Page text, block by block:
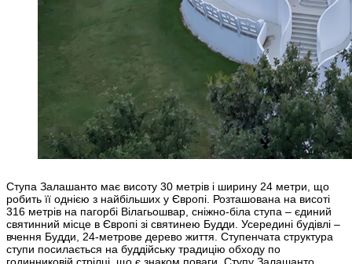
Ступа Залашанто має висоту 30 метрів і ширину 24 метри, що
робить її однією з найбільших у Європі. Розташована на висоті
316 метрів на пагорбі Вілагьошвар, сніжно-біла ступа – єдиний
святинний місце в Європі зі святинею Будди. Усередині будівлі –
вчення Будди, 24-метрове дерево життя. Ступенчата структура
ступи посилається на буддійську традицію обходу по